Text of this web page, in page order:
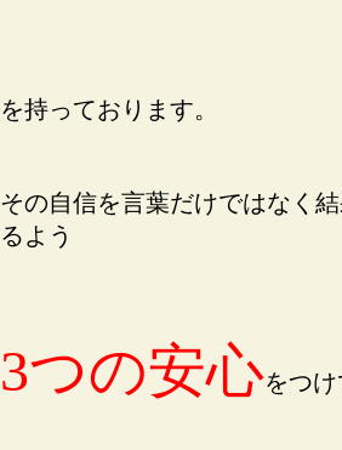
を持っております。
その自信を言葉だけではなく
るよう
3つの安心をつ